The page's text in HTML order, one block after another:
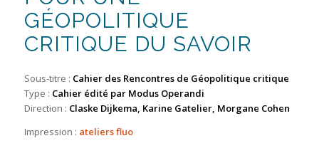
GÉOPOLITIQUE
CRITIQUE DU SAVOIR
Sous-titre : Cahier des Rencontres de Géopolitique critique
Type : Cahier édité par Modus Operandi
Direction : Claske Dijkema, Karine Gatelier, Morgane Cohen
Impression : ateliers fluo